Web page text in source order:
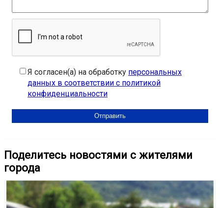
Я согласен(а) на обработку персональных
данных в соответствии с политикой
конфиденциальности
Поделитесь новостями с жителями
города